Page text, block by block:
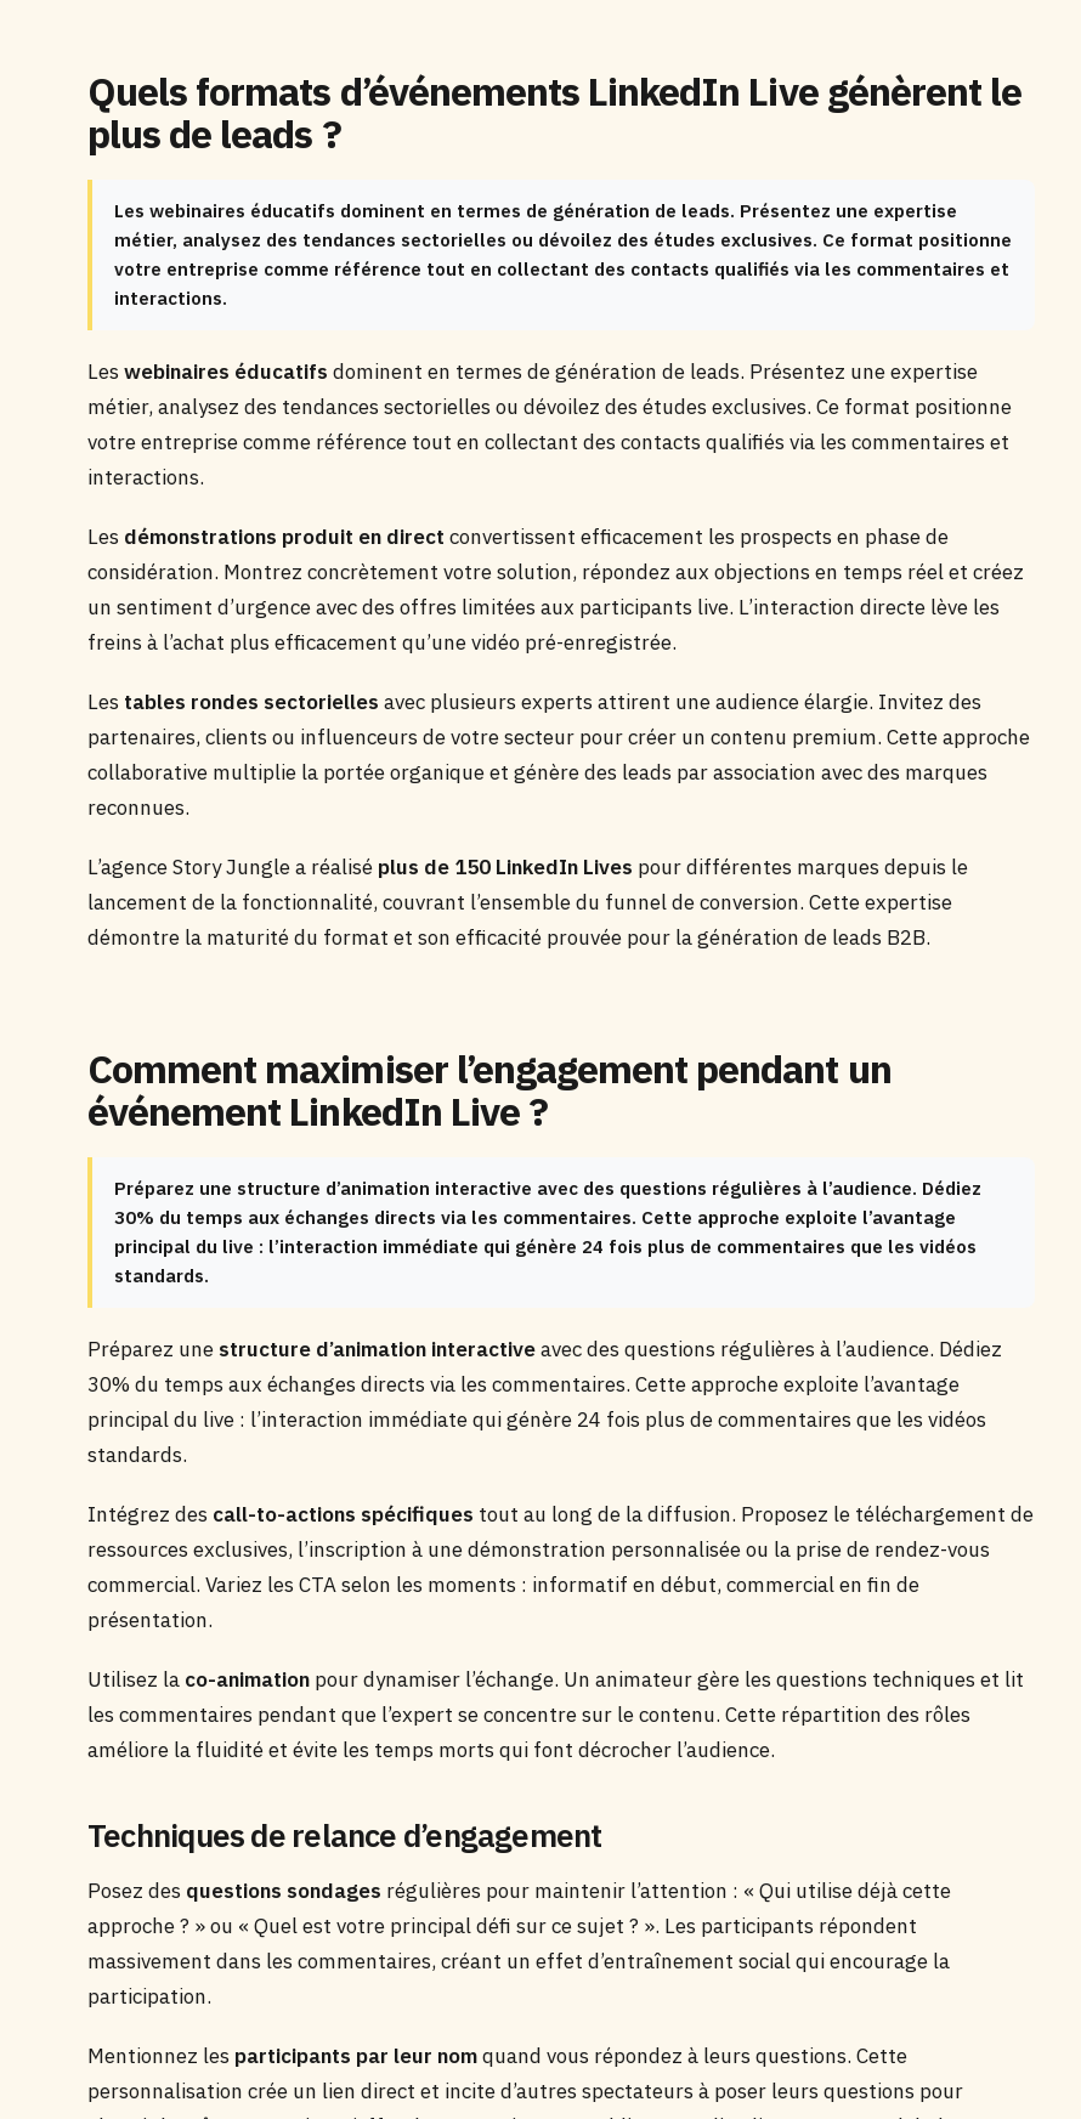
Quels formats d’événements LinkedIn Live génèrent le
plus de leads ?
Les webinaires éducatifs dominent en termes de génération de leads. Présentez une expertise
métier, analysez des tendances sectorielles ou dévoilez des études exclusives. Ce format positionne
votre entreprise comme référence tout en collectant des contacts qualifiés via les commentaires et
interactions.
Les webinaires éducatifs dominent en termes de génération de leads. Présentez une expertise
métier, analysez des tendances sectorielles ou dévoilez des études exclusives. Ce format positionne
votre entreprise comme référence tout en collectant des contacts qualifiés via les commentaires et
interactions.
Les démonstrations produit en direct convertissent efficacement les prospects en phase de
considération. Montrez concrètement votre solution, répondez aux objections en temps réel et créez
un sentiment d’urgence avec des offres limitées aux participants live. L’interaction directe lève les
freins à l’achat plus efficacement qu’une vidéo pré-enregistrée.
Les tables rondes sectorielles avec plusieurs experts attirent une audience élargie. Invitez des
partenaires, clients ou influenceurs de votre secteur pour créer un contenu premium. Cette approche
collaborative multiplie la portée organique et génère des leads par association avec des marques
reconnues.
L’agence Story Jungle a réalisé plus de 150 LinkedIn Lives pour différentes marques depuis le
lancement de la fonctionnalité, couvrant l’ensemble du funnel de conversion. Cette expertise
démontre la maturité du format et son efficacité prouvée pour la génération de leads B2B.
Comment maximiser l’engagement pendant un
événement LinkedIn Live ?
Préparez une structure d’animation interactive avec des questions régulières à l’audience. Dédiez
30% du temps aux échanges directs via les commentaires. Cette approche exploite l’avantage
principal du live : l’interaction immédiate qui génère 24 fois plus de commentaires que les vidéos
standards.
Préparez une structure d’animation interactiveavec des questions régulières à l’audience. Dédiez
30% du temps aux échanges directs via les commentaires. Cette approche exploite l’avantage
principal du live : l’interaction immédiate qui génère 24 fois plus de commentaires que les vidéos
standards.
Intégrez des call-to-actions spécifiques tout au long de la diffusion. Proposez le téléchargement de
ressources exclusives, l’inscription à une démonstration personnalisée ou la prise de rendez-vous
commercial. Variez les CTA selon les moments : informatif en début, commercial en fin de
présentation.
Utilisez la co-animation pour dynamiser l’échange. Un animateur gère les questions techniques et lit
les commentaires pendant que l’expert se concentre sur le contenu. Cette répartition des rôles
améliore la fluidité et évite les temps morts qui font décrocher l’audience.
Techniques de relance d’engagement
Posez des questions sondages régulières pour maintenir l’attention : « Qui utilise déjà cette
approche ? » ou « Quel est votre principal défi sur ce sujet ? ». Les participants répondent
massivement dans les commentaires, créant un effet d’entraînement social qui encourage la
participation.
Mentionnez les participants par leur nomquand vous répondez à leurs questions. Cette
personnalisation crée un lien direct et incite d’autres spectateurs à poser leurs questions pour